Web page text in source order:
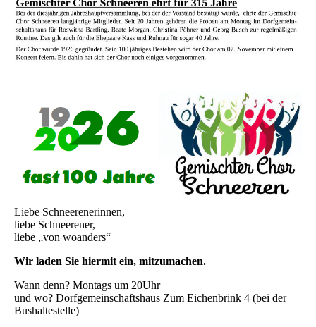
Liebe Schneerenerinnen,
liebe Schneerener,
liebe „von woanders“
Wir laden Sie hiermit ein, mitzumachen.
Wann denn? Montags um 20Uhr
und wo? Dorfgemeinschaftshaus Zum Eichenbrink 4 (bei der
Bushaltestelle)